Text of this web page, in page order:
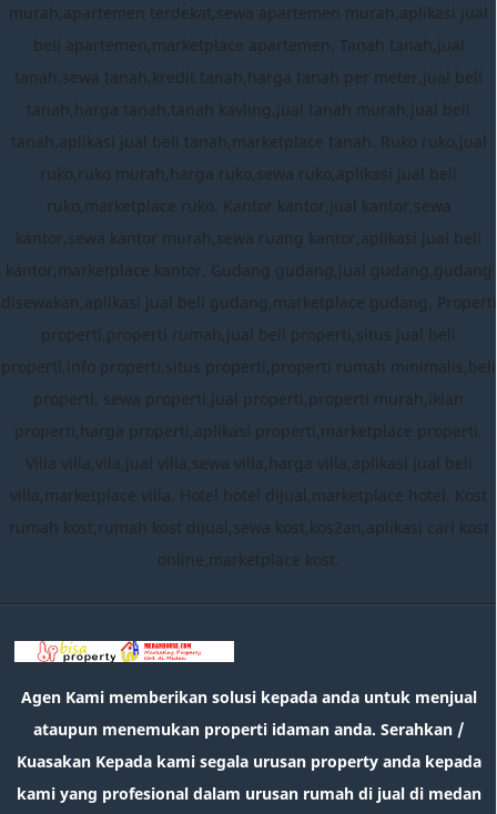
murah,apartemen terdekat,sewa apartemen murah,aplikasi jual
beli apartemen,marketplace apartemen. Tanah tanah,jual
tanah,sewa tanah,kredit tanah,harga tanah per meter,jual beli
tanah,harga tanah,tanah kavling,jual tanah murah,jual beli
tanah,aplikasi jual beli tanah,marketplace tanah. Ruko ruko,jual
ruko,ruko murah,harga ruko,sewa ruko,aplikasi jual beli
ruko,marketplace ruko. Kantor kantor,jual kantor,sewa
kantor,sewa kantor murah,sewa ruang kantor,aplikasi jual beli
kantor,marketplace kantor. Gudang gudang,jual gudang,gudang
disewakan,aplikasi jual beli gudang,marketplace gudang. Properti
properti,properti rumah,jual beli properti,situs jual beli
properti,info properti,situs properti,properti rumah minimalis,beli
properti, sewa properti,jual properti,properti murah,iklan
properti,harga properti,aplikasi properti,marketplace properti.
Villa villa,vila,jual villa,sewa villa,harga villa,aplikasi jual beli
villa,marketplace villa. Hotel hotel dijual,marketplace hotel. Kost
rumah kost,rumah kost dijual,sewa kost,kos2an,aplikasi cari kost
online,marketplace kost.
Agen Kami memberikan solusi kepada anda untuk menjual
ataupun menemukan properti idaman anda. Serahkan /
Kuasakan Kepada kami segala urusan property anda kepada
kami yang profesional dalam urusan rumah di jual di medan